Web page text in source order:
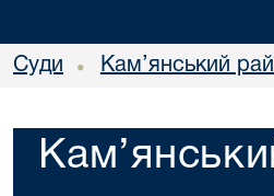
Суди • Кам’янський